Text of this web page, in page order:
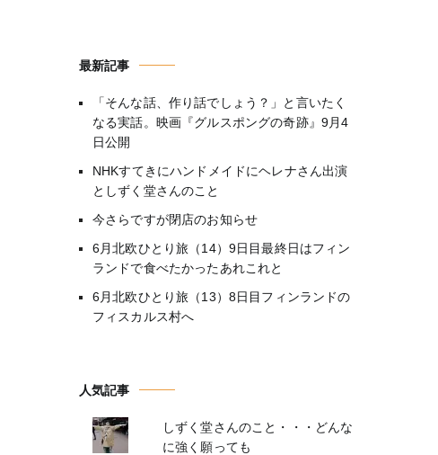
最新記事
「そんな話、作り話でしょう？」と言いたく
なる実話。映画『グルスポングの奇跡』9月4
日公開
NHKすてきにハンドメイドにヘレナさん出演
としずく堂さんのこと
今さらですが閉店のお知らせ
6月北欧ひとり旅（14）9日目最終日はフィン
ランドで食べたかったあれこれと
6月北欧ひとり旅（13）8日目フィンランドの
フィスカルス村へ
人気記事
しずく堂さんのこと・・・どんな
に強く願っても